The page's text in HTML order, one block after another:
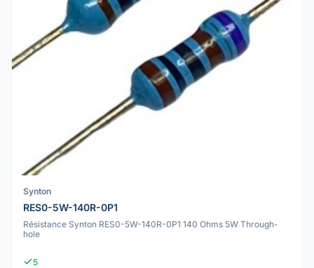
Synton
RES0-5W-140R-0P1
Résistance Synton RES0-5W-140R-0P1 140 Ohms 5W Through-
hole
5